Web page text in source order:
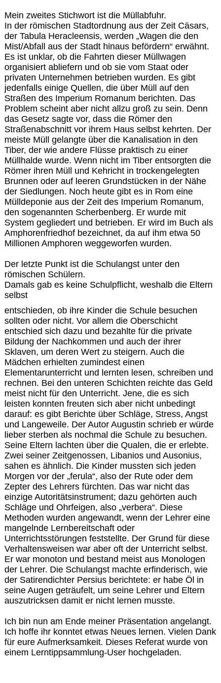
Mein zweites Stichwort ist die Müllabfuhr.
In der römischen Stadtordnung aus der Zeit Cäsars,
der Tabula Heracleensis, werden „Wagen die den
Mist/Abfall aus der Stadt hinaus befördern“ erwähnt.
Es ist unklar, ob die Fahrten dieser Müllwagen
organisiert abliefern und ob sie vom Staat oder
privaten Unternehmen betrieben wurden. Es gibt
jedenfalls einige Quellen, die über Müll auf den
Straßen des Imperium Romanum berichten. Das
Problem scheint aber nicht allzu groß zu sein. Denn
das Gesetz sagte vor, dass die Römer den
Straßenabschnitt vor ihrem Haus selbst kehrten. Der
meiste Müll gelangte über die Kanalisation in den
Tiber, der wie andere Flüsse praktisch zu einer
Müllhalde wurde. Wenn nicht im Tiber entsorgten die
Römer ihren Müll und Kehricht in trockengelegten
Brunnen oder auf leeren Grundstücken in der Nähe
der Siedlungen. Noch heute gibt es in Rom eine
Mülldeponie aus der Zeit des Imperium Romanum,
den sogenannten Scherbenberg. Er wurde mit
System gegliedert und betrieben. Er wird im Buch als
Amphorenfriedhof bezeichnet, da auf ihm etwa 50
Millionen Amphoren weggeworfen wurden.
Der letzte Punkt ist die Schulangst unter den
römischen Schülern.
Damals gab es keine Schulpflicht, weshalb die Eltern
selbst
entschieden, ob ihre Kinder die Schule besuchen
sollten oder nicht. Vor allem die Oberschicht
entschied sich dazu und bezahlte für die private
Bildung der Nachkommen und auch der ihrer
Sklaven, um deren Wert zu steigern. Auch die
Mädchen erhielten zumindest einen
Elementarunterricht und lernten lesen, schreiben und
rechnen. Bei den unteren Schichten reichte das Geld
meist nicht für den Unterricht. Jene, die es sich
leisten konnten freuten sich aber nicht unbedingt
darauf: es gibt Berichte über Schläge, Stress, Angst
und Langeweile. Der Autor Augustin schrieb er würde
lieber sterben als nochmal die Schule zu besuchen.
Seine Eltern lachten über die Qualen, die er erlebte.
Zwei seiner Zeitgenossen, Libanios und Ausonius,
sahen es ähnlich. Die Kinder mussten sich jeden
Morgen vor der „ferula“, also der Rute oder dem
Zepter des Lehrers fürchten. Das war nicht das
einzige Autoritätsinstrument; dazu gehörten auch
Schläge und Ohrfeigen, also „verbera“. Diese
Methoden wurden angewandt, wenn der Lehrer eine
mangelnde Lernbereitschaft oder
Unterrichtsstörungen feststellte. Der Grund für diese
Verhaltensweisen war aber oft der Unterricht selbst.
Er war monoton und bestand meist aus Monologen
der Lehrer. Die Schulangst machte erfinderisch, wie
der Satirendichter Persius berichtete: er habe Öl in
seine Augen geträufelt, um seine Lehrer und Eltern
auszutricksen damit er nicht lernen musste.
Ich bin nun am Ende meiner Präsentation angelangt.
Ich hoffe ihr konntet etwas Neues lernen. Vielen Dank
für eure Aufmerksamkeit. Dieses Referat wurde von
einem Lerntippsammlung-User hochgeladen.